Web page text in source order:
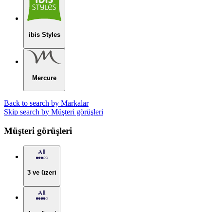
ibis Styles
Mercure
Back to search by Markalar
Skip search by Müşteri görüşleri
Müşteri görüşleri
3 ve üzeri